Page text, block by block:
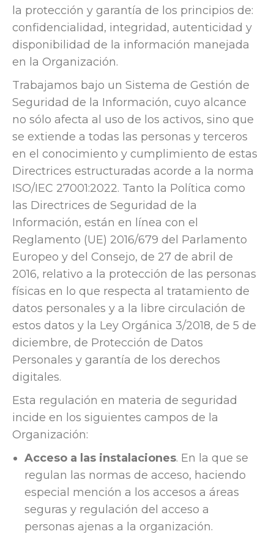
la protección y garantía de los principios de:
confidencialidad, integridad, autenticidad y
disponibilidad de la información manejada
en la Organización.
Trabajamos bajo un Sistema de Gestión de
Seguridad de la Información, cuyo alcance
no sólo afecta al uso de los activos, sino que
se extiende a todas las personas y terceros
en el conocimiento y cumplimiento de estas
Directrices estructuradas acorde a la norma
ISO/IEC 27001:2022. Tanto la Política como
las Directrices de Seguridad de la
Información, están en línea con el
Reglamento (UE) 2016/679 del Parlamento
Europeo y del Consejo, de 27 de abril de
2016, relativo a la protección de las personas
físicas en lo que respecta al tratamiento de
datos personales y a la libre circulación de
estos datos y la Ley Orgánica 3/2018, de 5 de
diciembre, de Protección de Datos
Personales y garantía de los derechos
digitales.
Esta regulación en materia de seguridad
incide en los siguientes campos de la
Organización:
Acceso a las instalaciones. En la que se
regulan las normas de acceso, haciendo
especial mención a los accesos a áreas
seguras y regulación del acceso a
personas ajenas a la organización.